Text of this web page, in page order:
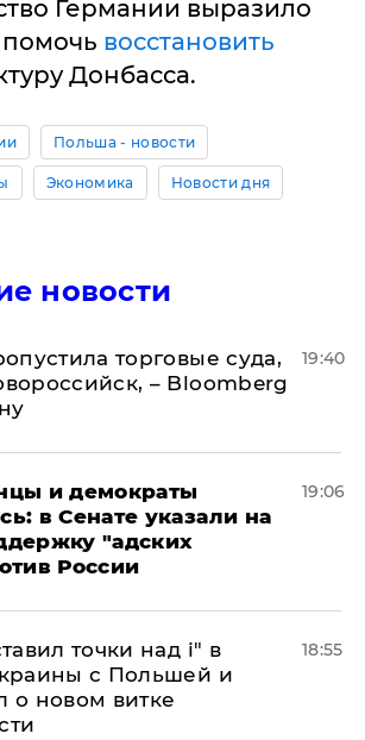
Германии выразило
помочь восстановить
Донбасса.
Польша - новости
Экономика Новости дня
новости
торговые суда,
– Bloomberg
19:40
и демократы
в Сенате указали на
"адских
России
19:06
точки над і" в
с Польшей и
о новом витке
18:55